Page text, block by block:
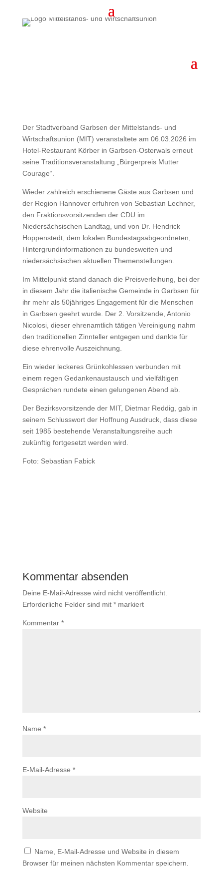
Bürgerpreis Mutter
Der Stadtverband Garbsen der Mittelstands- und
Wirtschaftsunion (MIT) veranstaltete am 06.03.2026 im
Hotel-Restaurant Körber in Garbsen-Osterwals erneut
seine Traditionsveranstaltung „Bürgerpreis Mutter
Courage“.
Wieder zahlreich erschienene Gäste aus Garbsen und
der Region Hannover erfuhren von Sebastian Lechner,
den Fraktionsvorsitzenden der CDU im
Niedersächsischen Landtag, und von Dr. Hendrick
Hoppenstedt, dem lokalen Bundestagsabgeordneten,
Hintergrundinformationen zu bundesweiten und
niedersächsischen aktuellen Themenstellungen.
Im Mittelpunkt stand danach die Preisverleihung, bei der
in diesem Jahr die italienische Gemeinde in Garbsen für
ihr mehr als 50jähriges Engagement für die Menschen
in Garbsen geehrt wurde. Der 2. Vorsitzende, Antonio
Nicolosi, dieser ehrenamtlich tätigen Vereinigung nahm
den traditionellen Zinnteller entgegen und dankte für
diese ehrenvolle Auszeichnung.
Ein wieder leckeres Grünkohlessen verbunden mit
einem regen Gedankenaustausch und vielfältigen
Gesprächen rundete einen gelungenen Abend ab.
Der Bezirksvorsitzende der MIT, Dietmar Reddig, gab in
seinem Schlusswort der Hoffnung Ausdruck, dass diese
seit 1985 bestehende Veranstaltungsreihe auch
zukünftig fortgesetzt werden wird.
Foto: Sebastian Fabick
Kommentar absenden
Deine E-Mail-Adresse wird nicht veröffentlicht.
Erforderliche Felder sind mit *markiert
Kommentar *
Name *
E-Mail-Adresse *
Website
Name, E-Mail-Adresse und Website in diesem
Browser für meinen nächsten Kommentar speichern.